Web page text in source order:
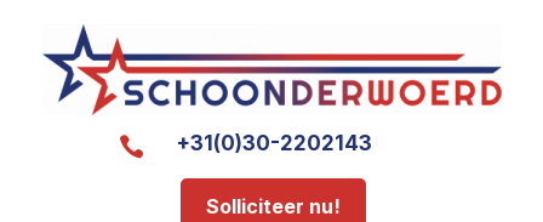
 +31(0)30-2202143
Solliciteer nu!